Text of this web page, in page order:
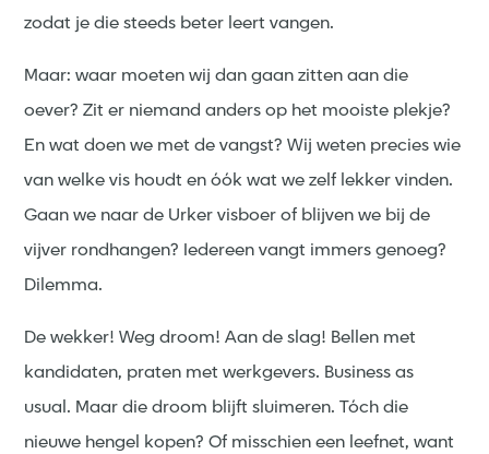
zodat je die steeds beter leert vangen.
Maar: waar moeten wij dan gaan zitten aan die
oever? Zit er niemand anders op het mooiste plekje?
En wat doen we met de vangst? Wij weten precies wie
van welke vis houdt en óók wat we zelf lekker vinden.
Gaan we naar de Urker visboer of blijven we bij de
vijver rondhangen? Iedereen vangt immers genoeg?
Dilemma.
De wekker! Weg droom! Aan de slag! Bellen met
kandidaten, praten met werkgevers. Business as
usual. Maar die droom blijft sluimeren. Tóch die
nieuwe hengel kopen? Of misschien een leefnet, want